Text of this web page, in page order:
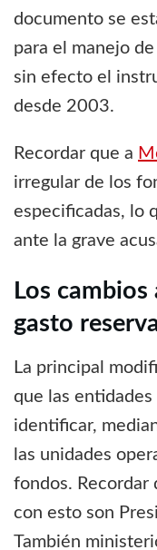
documento se
para el manejo
sin efecto el
desde 2003.
Recordar que a
irregular de los
especificadas, lo
ante la grave
Los
gasto
La principal
que las
identificar,
las unidades
fondos. Recordar
con esto son
También